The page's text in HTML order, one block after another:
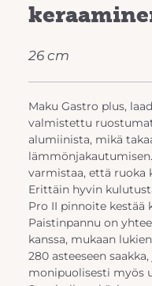
26 cm
Maku Gastro plus,
valmistettu
alumiinista, mikä
varmistaa, että ruoka
Erittäin hyvin
Pro II pinnoite kestää
Paistinpannu on
kanssa, mukaan
280 asteeseen
monipuolisesti myös